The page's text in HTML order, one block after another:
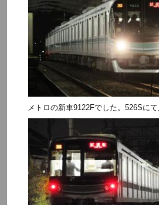
メトロの新車9122Fでした。526Sに